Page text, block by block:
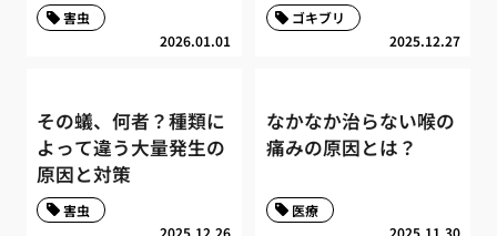
2026.01.01
害虫
2025.12.27
ゴキブリ
その蟻、何者？種類に
よって違う大量発生の
原因と対策
害虫
なかなか治らない喉の
痛みの原因とは？
医療